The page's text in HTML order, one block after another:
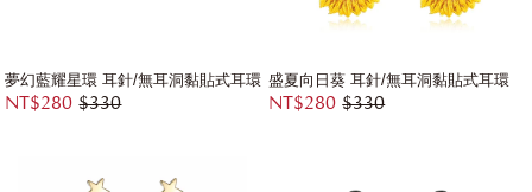
夢幻藍耀星環 耳針/無耳洞黏貼式耳環
NT$280 $330
盛夏向日葵 耳針/無耳洞黏貼式耳環
NT$280 $330